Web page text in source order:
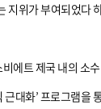
위가 부여되었
에트 제국 내의
대화’ 프로그램